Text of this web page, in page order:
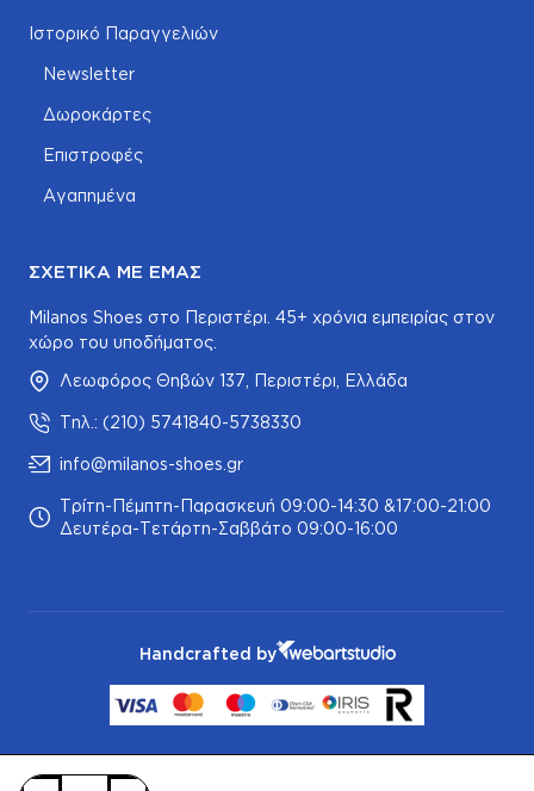
Ιστορικό Παραγγελιών
Newsletter
Δωροκάρτες
Επιστροφές
Αγαπημένα
ΣΧΕΤΙΚΆ ΜΕ ΕΜΆΣ
Milanos Shoes στο Περιστέρι. 45+ χρόνια εμπειρίας στον
χώρο του υποδήματος.
Λεωφόρος Θηβών 137, Περιστέρι, Ελλάδα
Τηλ.: (210) 5741840-5738330
info@milanos-shoes.gr
Τρίτη-Πέμπτη-Παρασκευή 09:00-14:30 &17:00-21:00
Δευτέρα-Τετάρτη-Σαββάτο 09:00-16:00
Handcrafted by